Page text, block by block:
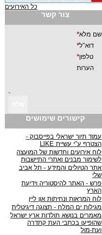
כל האירועים
צור קשר
קישורים שימושים
עמוד תיור ישראלי בפייסבוק -
הצטרף ע"י עשיית LIKE
לוח אירועים וחדשות של המועצה
לשימור מבנים ואתרי התיישבות
אתר הטיולים והמידע - תל אביב
שלי
פרש - האתר להיסטוריה וידיעת
הארץ
לוח המראות ונחיתות און ליין
מגילות ים המלח - תצוגה דיגיטלית
מאמרים בנושא תולדות ארץ ישראל
שהופיעו בכתבי העת קתדרה
ועת-מול